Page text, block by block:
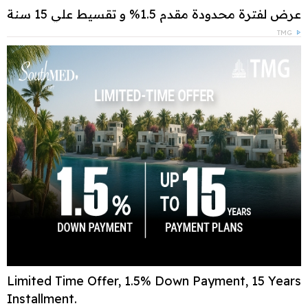
عرض لفترة محدودة مقدم 1.5% و تقسيط علي 15 سنة
TMG
Limited Time Offer, 1.5% Down Payment, 15 Years
Installment.